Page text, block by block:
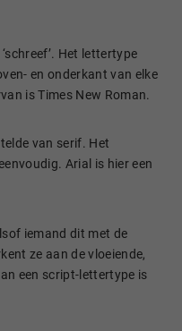
Het lettertype
en onderkant van elke
is Times New Roman.
van serif. Het
Arial is hier een
iemand dit met de
ze aan de vloeiende,
een script-lettertype is